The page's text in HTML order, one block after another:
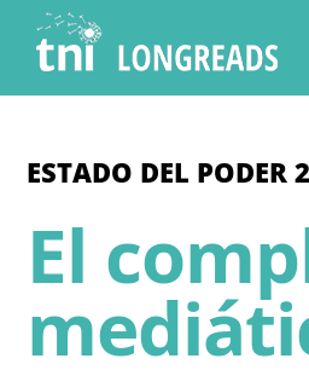
content
ESTADO DEL PODER
El